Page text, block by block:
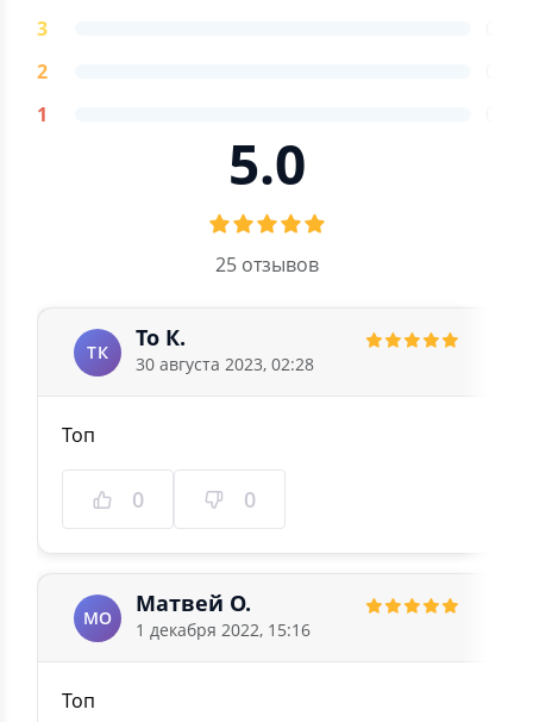
3
2
1
5.0
25 отзывов
ТК
То К.
30 августа 2023, 02:28
Топ
0 0
МО
Матвей О.
1 декабря 2022, 15:16
Топ